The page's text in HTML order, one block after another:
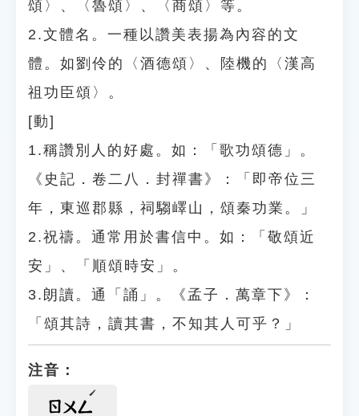
頌〉、〈魯頌〉、〈商頌〉等。
2.文體名。一種以讚美表揚為內容的文
體。如劉伶的〈酒德頌〉、陸機的〈漢高
祖功臣頌〉。
[動]
1.稱讚別人的好處。如：「歌功頌德」。
《史記．卷二八．封禪書》：「即帝位三
年，東巡郡縣，祠騶嶧山，頌秦功業。」
2.祝禱。通常用於書信中。如：「敬頌近
安」、「順頌時安」。
3.朗讀。通「誦」。《孟子．萬章下》：
「頌其詩，讀其書，不知其人可乎？」
注音：
ㄖㄨㄥ